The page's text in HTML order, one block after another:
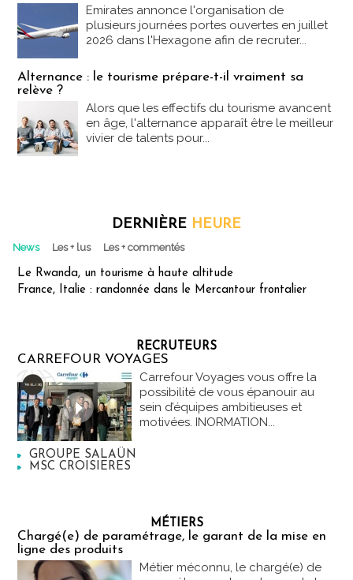
Emirates annonce l'organisation de
plusieurs journées portes ouvertes en juillet
2026 dans l'Hexagone afin de recruter...
Alternance : le tourisme prépare-t-il vraiment sa
relève ?
Alors que les effectifs du tourisme avancent
en âge, l'alternance apparaît être le meilleur
vivier de talents pour...
DERNIÈRE HEURE
News Les + lus Les + commentés
Le Rwanda, un tourisme à haute altitude
France, Italie : randonnée dans le Mercantour frontalier
RECRUTEURS
CARREFOUR VOYAGES
Carrefour Voyages vous offre la
possibilité de vous épanouir au
sein d’équipes ambitieuses et
motivées. INORMATION...
GROUPE SALAÜN
MSC CROISIERES
MÉTIERS
Chargé(e) de paramétrage, le garant de la mise en
ligne des produits
Métier méconnu, le chargé(e) de